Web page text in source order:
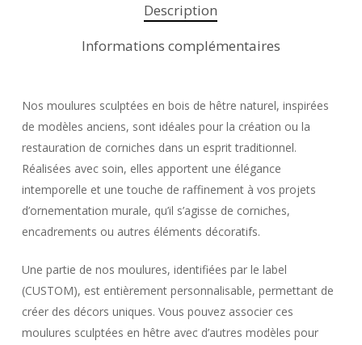
Description
Informations complémentaires
Nos moulures sculptées en bois de hêtre naturel, inspirées
de modèles anciens, sont idéales pour la création ou la
restauration de corniches dans un esprit traditionnel.
Réalisées avec soin, elles apportent une élégance
intemporelle et une touche de raffinement à vos projets
d’ornementation murale, qu’il s’agisse de corniches,
encadrements ou autres éléments décoratifs.
Une partie de nos moulures, identifiées par le label
(CUSTOM), est entièrement personnalisable, permettant de
créer des décors uniques. Vous pouvez associer ces
moulures sculptées en hêtre avec d’autres modèles pour